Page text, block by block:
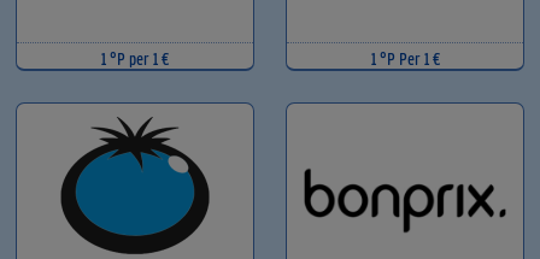
1 °P per 1 € 1 °P Per 1 €